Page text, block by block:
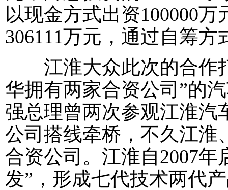
以现金方式出资100000
306111万元，通过自筹
江淮大众此次的合作
华拥有两家合资公司”的
强总理曾两次参观江淮汽
公司搭线牵桥，不久江淮
合资公司。江淮自2007
发”，形成七代技术两代